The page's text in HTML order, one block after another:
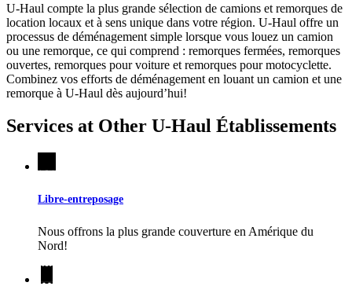
U-Haul compte la plus grande sélection de camions et remorques de
location locaux et à sens unique dans votre région. U-Haul offre un
processus de déménagement simple lorsque vous louez un camion
ou une remorque, ce qui comprend : remorques fermées, remorques
ouvertes, remorques pour voiture et remorques pour motocyclette.
Combinez vos efforts de déménagement en louant un camion et une
remorque à U-Haul dès aujourd’hui!
Services at Other U-Haul Établissements
Libre-entreposage
Nous offrons la plus grande couverture en Amérique du
Nord!